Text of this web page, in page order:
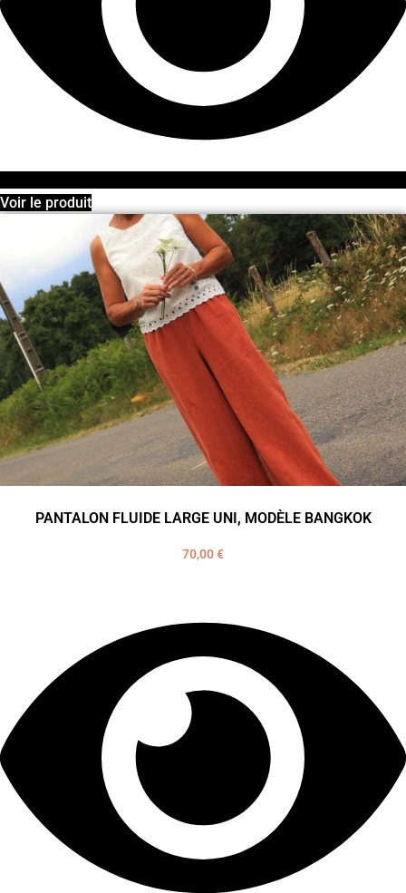
Voir le produit
PANTALON FLUIDE LARGE UNI, MODÈLE BANGKOK
70,00€